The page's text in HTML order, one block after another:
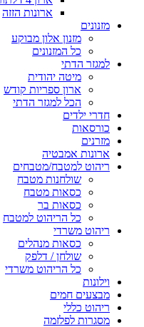
ארונות הזזה
מזנונים
מזנון אלון מבוקע
כל המזנונים
למגזר הדתי
מיטה יהודית
ארון ספריות קודש
הכל למגזר הדתי
חדרי ילדים
כורסאות
מזרנים
ארונות אמבטיה
ריהוט למטבח/מטבחים
שולחנות מטבח
כסאות מטבח
כסאות בר
כל הריהוט למטבח
ריהוט משרדי
כסאות מנהלים
שולחן / דלפק
כל הריהוט משרדי
וילונות
מבצעים חמים
ריהוט כללי
מסגרות לפלזמה